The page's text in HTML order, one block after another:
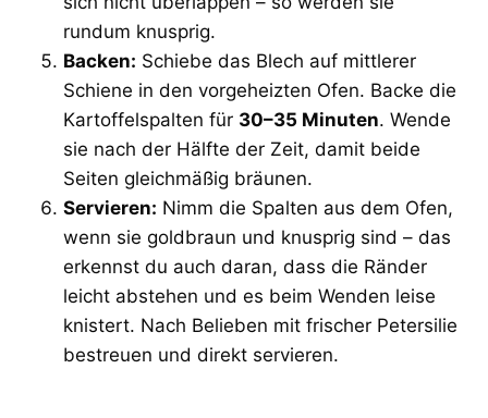
rundum knusprig.
Backen: Schiebe das Blech auf mittlerer
Schiene in den vorgeheizten Ofen. Backe die
Kartoffelspalten für 30–35 Minuten. Wende
sie nach der Hälfte der Zeit, damit beide
Seiten gleichmäßig bräunen.
Servieren: Nimm die Spalten aus dem Ofen,
wenn sie goldbraun und knusprig sind – das
erkennst du auch daran, dass die Ränder
leicht abstehen und es beim Wenden leise
knistert. Nach Belieben mit frischer Petersilie
bestreuen und direkt servieren.